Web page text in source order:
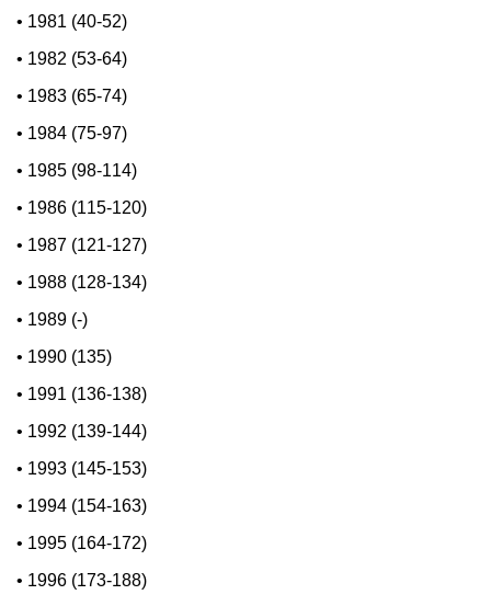
• 1981 (40-52)
• 1982 (53-64)
• 1983 (65-74)
• 1984 (75-97)
• 1985 (98-114)
• 1986 (115-120)
• 1987 (121-127)
• 1988 (128-134)
• 1989 (-)
• 1990 (135)
• 1991 (136-138)
• 1992 (139-144)
• 1993 (145-153)
• 1994 (154-163)
• 1995 (164-172)
• 1996 (173-188)